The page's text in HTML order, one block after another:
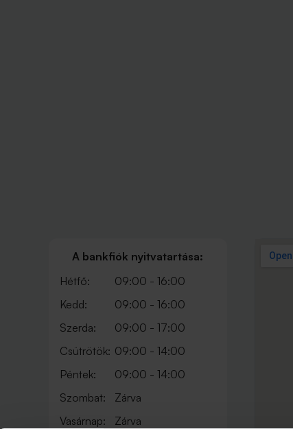
A bankfiók nyitvatartása:
Hétfő:
09:00 - 16:00
Kedd:
09:00 - 16:00
Szerda:
09:00 - 17:00
Csütrötök: 09:00 - 14:00
Péntek:
09:00 - 14:00
Szombat:
Zárva
Vasárnap:
Zárva